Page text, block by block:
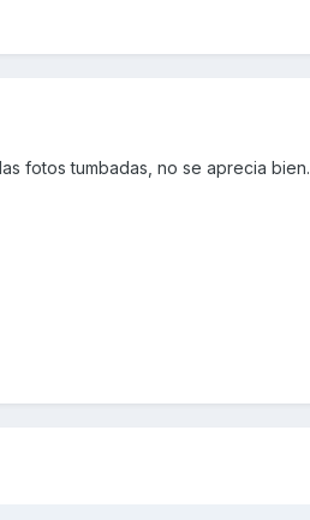
fotos tumbadas, no se aprecia bien.